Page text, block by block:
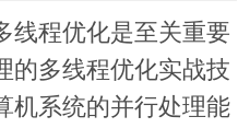
线程优化是至关重要
的多线程优化实战技
机系统的并行处理能